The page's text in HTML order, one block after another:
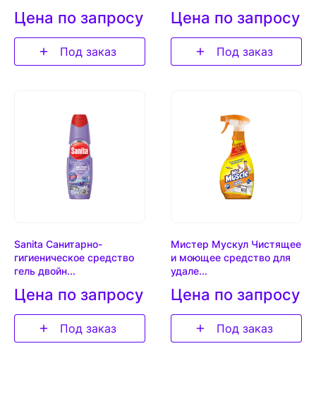
Цена по запросу
Под заказ
Цена по запросу
Под заказ
Sanita Санитарно-
гигиеническое средство
гель двойн...
Цена по запросу
Под заказ
Мистер Мускул Чистящее
и моющее средство для
удале...
Цена по запросу
Под заказ